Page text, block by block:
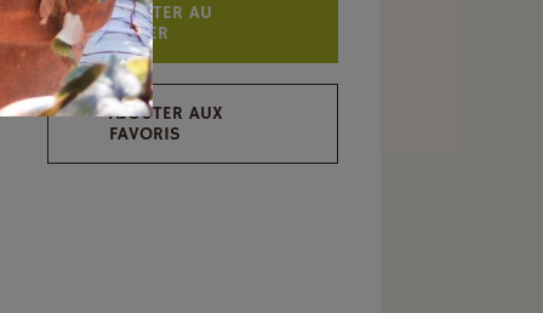
AJOUTER AU
PANIER
AJOUTER AUX
FAVORIS